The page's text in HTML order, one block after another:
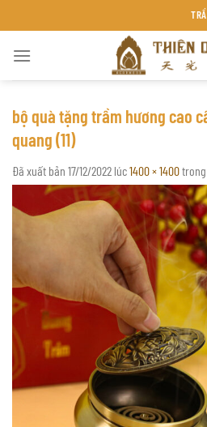
đến
TRẦM
bộ quà tặng trầm hương cao
quang (11)
Đã xuất bản 17/12/2022 lúc1400 × 1400trong